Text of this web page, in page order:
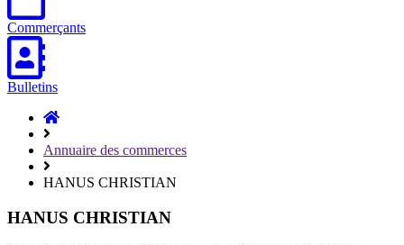
Commerçants
Bulletins
Accueil
Annuaire des commerces
HANUS CHRISTIAN
HANUS CHRISTIAN